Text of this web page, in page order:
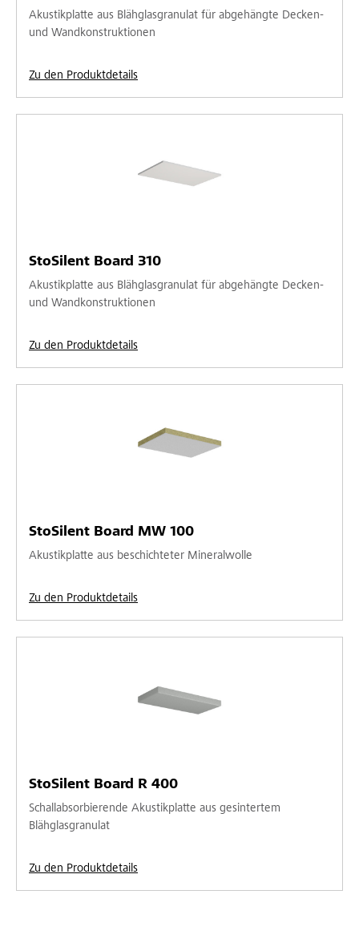
Akustikplatte aus Blähglasgranulat für abgehängte Decken-
und Wandkonstruktionen
Zu den Produktdetails
StoSilent Board 310
Akustikplatte aus Blähglasgranulat für abgehängte Decken-
und Wandkonstruktionen
Zu den Produktdetails
StoSilent Board MW 100
Akustikplatte aus beschichteter Mineralwolle
Zu den Produktdetails
StoSilent Board R 400
Schallabsorbierende Akustikplatte aus gesintertem
Blähglasgranulat
Zu den Produktdetails